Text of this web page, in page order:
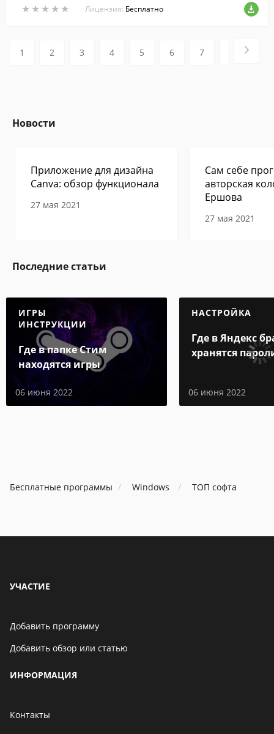
★ ★ ★ ★ ★
★ ★ ★ ★ ★
и т.п. с любого Web-сайта.
Лицензия: Бесплатно
1 2 3 4 5 6 7
Новости
Приложение для дизайна
Canva: обзор функционала
27 мая 2021
Сам себе
авторская
Ершова
27 мая 2021
Последние статьи
ИГРЫ
ИНСТРУКЦИИ
Где в папке Стим
находятся игры
06 июня 2022
НАСТРОЙКА
Где в Яндекс
хранятся
06 июня 2022
Бесплатные программы Windows ТОП софта
УЧАСТИЕ
Добавить программу
Добавить обзор или статью
ИНФОРМАЦИЯ
Контакты